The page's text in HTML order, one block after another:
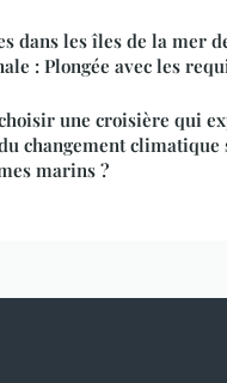
dans les îles de la mer
: Plongée avec les
une croisière qui
changement climatique
marins ?